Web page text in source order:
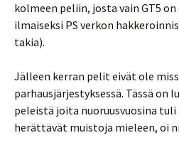
kolmeen peliin, josta vain GT5
ilmaiseksi PS verkon
takia).
Jälleen kerran pelit eivät ole
parhausjärjestyksessä. Tässä on
peleistä joita nuoruusvuosina
herättävät muistoja mieleen, oi